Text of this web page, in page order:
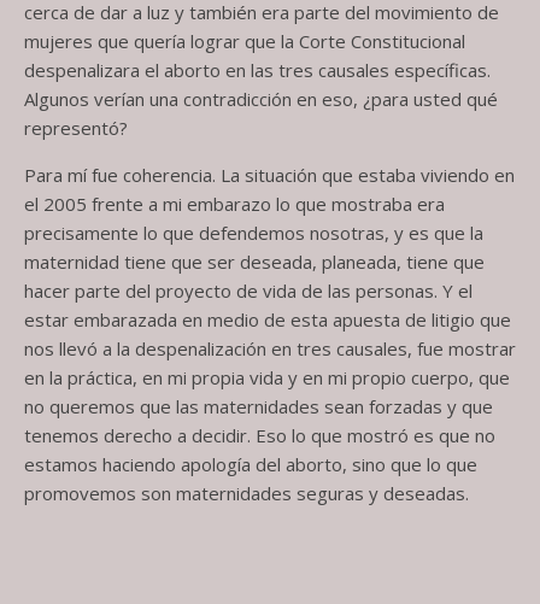
cerca de dar a luz y también era parte del movimiento de
mujeres que quería lograr que la Corte Constitucional
despenalizara el aborto en las tres causales específicas.
Algunos verían una contradicción en eso, ¿para usted qué
representó?
Para mí fue coherencia. La situación que estaba viviendo en
el 2005 frente a mi embarazo lo que mostraba era
precisamente lo que defendemos nosotras, y es que la
maternidad tiene que ser deseada, planeada, tiene que
hacer parte del proyecto de vida de las personas. Y el
estar embarazada en medio de esta apuesta de litigio que
nos llevó a la despenalización en tres causales, fue mostrar
en la práctica, en mi propia vida y en mi propio cuerpo, que
no queremos que las maternidades sean forzadas y que
tenemos derecho a decidir. Eso lo que mostró es que no
estamos haciendo apología del aborto, sino que lo que
promovemos son maternidades seguras y deseadas.